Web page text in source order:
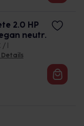
2.0 HP
neutr.
l